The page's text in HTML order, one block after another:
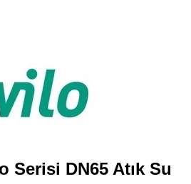
Serisi DN65 Atık Su